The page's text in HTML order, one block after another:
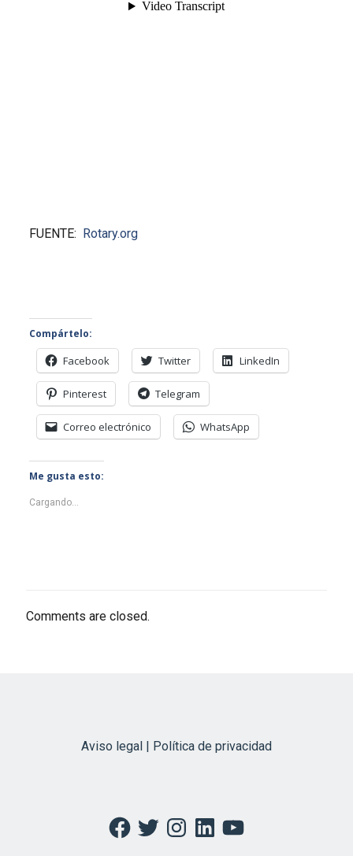
FUENTE: Rotary.org
Compártelo:
Facebook Twitter LinkedIn
Pinterest Telegram
Correo electrónico WhatsApp
Me gusta esto:
Cargando...
Comments are closed.
Aviso legal | Política de privacidad
Facebook
TwitterInstagramLinkedInYouTube